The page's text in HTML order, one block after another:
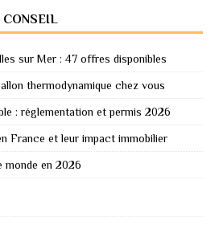
CONSEIL
sur Mer : 47 offres disponibles
thermodynamique chez vous
: réglementation et permis 2026
France et leur impact immobilier
monde en 2026